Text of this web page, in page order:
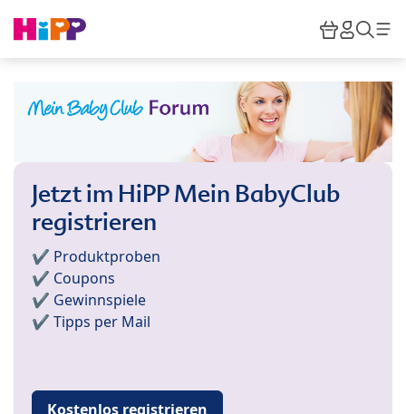
HiPP
Jetzt im HiPP Mein BabyClub
registrieren
✔️ Produktproben
✔️ Coupons
✔️ Gewinnspiele
✔️ Tipps per Mail
Kostenlos registrieren